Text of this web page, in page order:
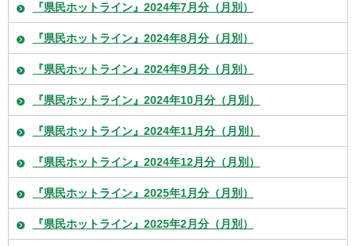
『県民ホットライン』2024年7月分（月別）
『県民ホットライン』2024年8月分（月別）
『県民ホットライン』2024年9月分（月別）
『県民ホットライン』2024年10月分（月別）
『県民ホットライン』2024年11月分（月別）
『県民ホットライン』2024年12月分（月別）
『県民ホットライン』2025年1月分（月別）
『県民ホットライン』2025年2月分（月別）